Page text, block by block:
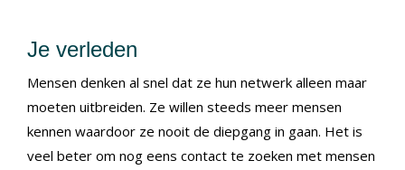
Je verleden
Mensen denken al snel dat ze hun netwerk alleen maar
moeten uitbreiden. Ze willen steeds meer mensen
kennen waardoor ze nooit de diepgang in gaan. Het is
veel beter om nog eens contact te zoeken met mensen